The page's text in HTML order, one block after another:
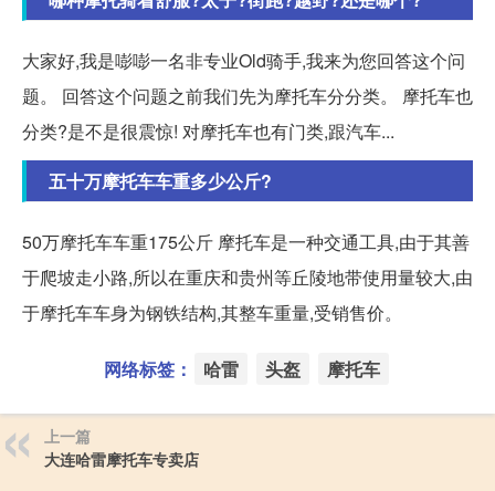
大家好,我是嘭嘭一名非专业Old骑手,我来为您回答这个问
题。 回答这个问题之前我们先为摩托车分分类。 摩托车也
分类?是不是很震惊! 对摩托车也有门类,跟汽车...
五十万摩托车车重多少公斤?
50万摩托车车重175公斤 摩托车是一种交通工具,由于其善
于爬坡走小路,所以在重庆和贵州等丘陵地带使用量较大,由
于摩托车车身为钢铁结构,其整车重量,受销售价。
网络标签： 哈雷 头盔 摩托车
上一篇
大连哈雷摩托车专卖店